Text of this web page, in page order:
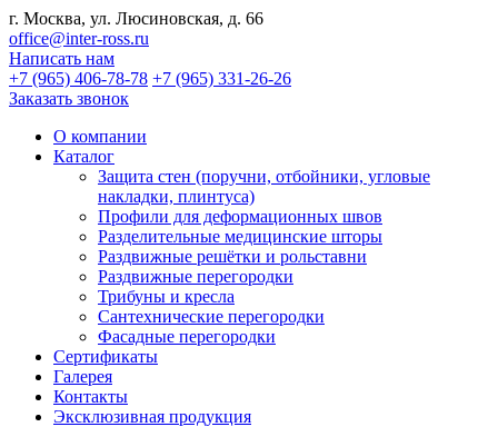
г. Москва, ул. Люсиновская, д. 66
office@inter-ross.ru
Написать нам
+7 (965) 406-78-78 +7 (965) 331-26-26
Заказать звонок
О компании
Каталог
Защита стен (поручни, отбойники, угловые
накладки, плинтуса)
Профили для деформационных швов
Разделительные медицинские шторы
Раздвижные решётки и рольставни
Раздвижные перегородки
Трибуны и кресла
Сантехнические перегородки
Фасадные перегородки
Сертификаты
Галерея
Контакты
Эксклюзивная продукция